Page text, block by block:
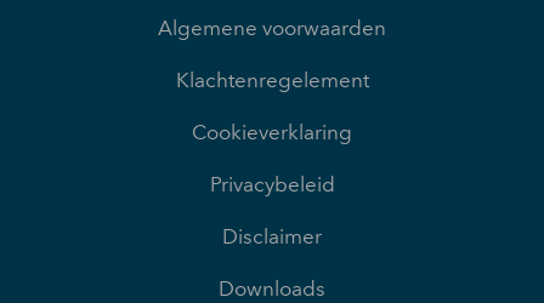
Algemene voorwaarden
Klachtenregelement
Cookieverklaring
Privacybeleid
Disclaimer
Downloads